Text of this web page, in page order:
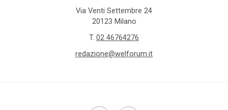
Via Venti Settembre 24
20123 Milano
T. 02 46764276
redazione@welforum.it